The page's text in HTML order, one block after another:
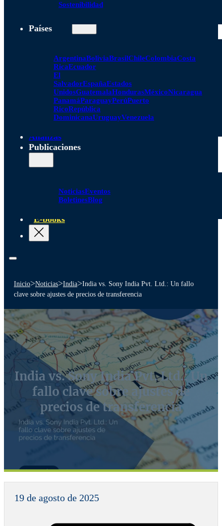
Sostenibilidad
Países
ArgentinaBoliviaBrasilChileColombiaCosta
RicaEcuador
El
SalvadorEspañaEstados
UnidosGuatemalaHondurasMéxicoNicaragua
PanamáParaguayPerúPuerto
RicoRepública
DominicanaUruguayVenezuela
Alianzas
Publicaciones
NoticiasEventos
BoletinesBlog
E-books
Inicio>Noticias>India>India vs. Sony India Pvt. Ltd.: Un fallo
clave sobre ajustes de precios de transferencia
India vs. Sony India Pvt. Ltd.: Un
fallo clave sobre ajustes de
precios de transferencia
19 de agosto de 2025